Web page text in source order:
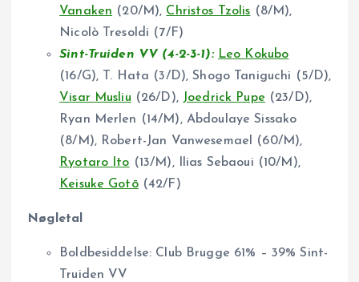
Vanaken (20/M), Christos Tzolis (8/M),
Nicolò Tresoldi (7/F)
Sint-Truiden VV (4-2-3-1): Leo Kokubo
(16/G), T. Hata (3/D), Shogo Taniguchi (5/D),
Visar Musliu (26/D), Joedrick Pupe (23/D),
Ryan Merlen (14/M), Abdoulaye Sissako
(8/M), Robert-Jan Vanwesemael (60/M),
Ryotaro Ito (13/M), Ilias Sebaoui (10/M),
Keisuke Gotō(42/F)
Nøgletal
Boldbesiddelse: Club Brugge 61% – 39% Sint-
Truiden VV